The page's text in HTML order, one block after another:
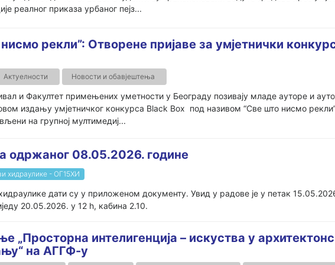
реалног приказа урбаног пејз...
рекли”: Отворене пријаве за умјетнички
Актуелности Новости и обавјештења
и Факултет примењених уметности у Београду позивају младе ауторе и
издању умјетничког конкурса Black Box под називом “Све што нисмо
на групној мултимедиј...
одржаног 08.05.2026. године
хидраулике - ОГ15ХИ
дати су у приложеном документу. Увид у радове је у петак
20.05.2026. у 12 h, кабина 2.10.
„Просторна интелигенција – искуства у
на АГГФ-у